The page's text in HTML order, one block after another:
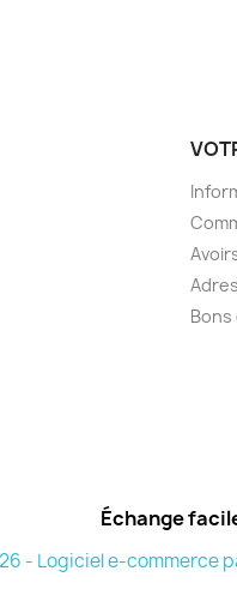
Échange
- Logiciel e-commerce